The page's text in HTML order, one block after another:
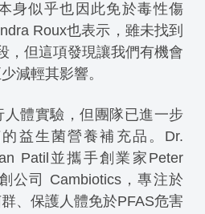
身似乎也因此免於毒性傷
Roux也表示，雖未找到
，但這項發現讓我們有機會
減輕其影響。
體實驗，但團隊已進一步
益生菌營養補充品。Dr.
Patil並攜手創業家Peter
公司 Cambiotics，專注於
、保護人體免於PFAS危害